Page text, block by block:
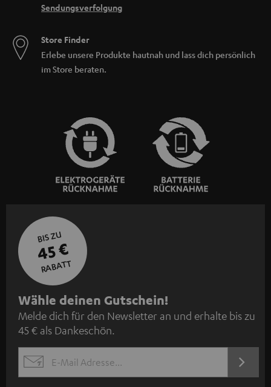
Sendungsverfolgung
Store Finder
Erlebe unsere Produkte hautnah und lass dich persönlich
im Store beraten.
BIS ZU
45 €
RABATT
N
e
w
s
l
Wähle deinen Gutschein!
Melde dich für den Newsletter an und erhalte bis zu
45 € als Dankeschön.
EMAIL
JETZT